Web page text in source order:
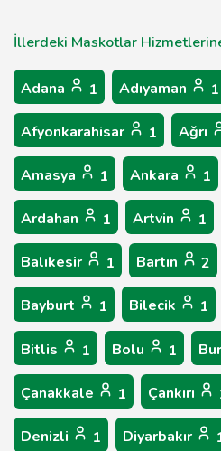
İllerdeki Maskotlar
Adana 1 Adıyaman 1
Afyonkarahisar 1 Ağrı
Amasya 1 Ankara 1
Ardahan 1 Artvin 1
Balıkesir 1 Bartın 2
Bayburt 1 Bilecik 1
Bitlis 1 Bolu 1
Çanakkale 1 Çankırı
Denizli 1 Diyarbakır